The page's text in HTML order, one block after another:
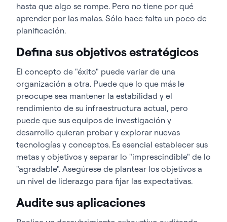
hasta que algo se rompe. Pero no tiene por qué
aprender por las malas. Sólo hace falta un poco de
planificación.
Defina sus objetivos estratégicos
El concepto de "éxito" puede variar de una
organización a otra. Puede que lo que más le
preocupe sea mantener la estabilidad y el
rendimiento de su infraestructura actual, pero
puede que sus equipos de investigación y
desarrollo quieran probar y explorar nuevas
tecnologías y conceptos. Es esencial establecer sus
metas y objetivos y separar lo "imprescindible" de lo
"agradable". Asegúrese de plantear los objetivos a
un nivel de liderazgo para fijar las expectativas.
Audite sus aplicaciones